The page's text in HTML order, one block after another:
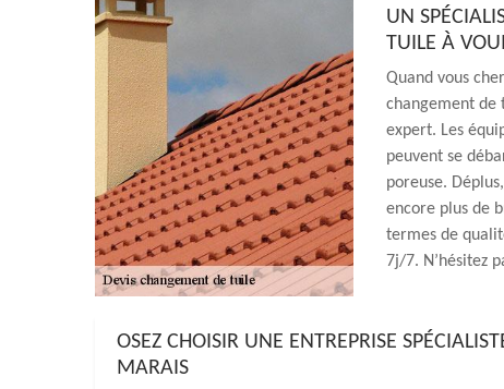
UN
TUILE À
Quand vous
changement de
expert. Les
peuvent se
poreuse.
encore plus de
termes de
7j/7. N’hésitez
OSEZ CHOISIR UNE ENTREPRISE
MARAIS